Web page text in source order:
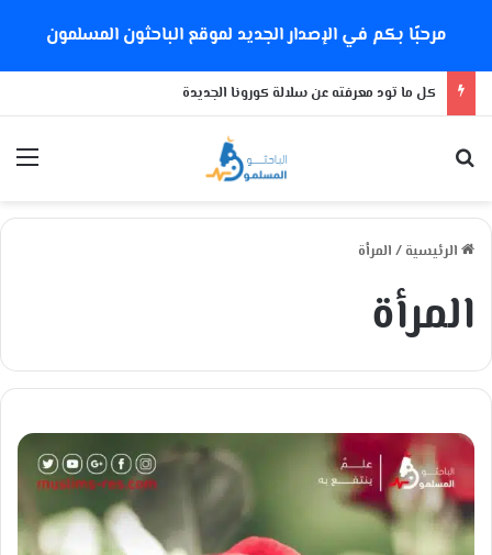
مرحبًا بكم في الإصدار الجديد لموقع الباحثون المسلمون
كل ما تود معرفته عن سلالة كورونا الجديدة
الرئيسية / المرأة
المرأة